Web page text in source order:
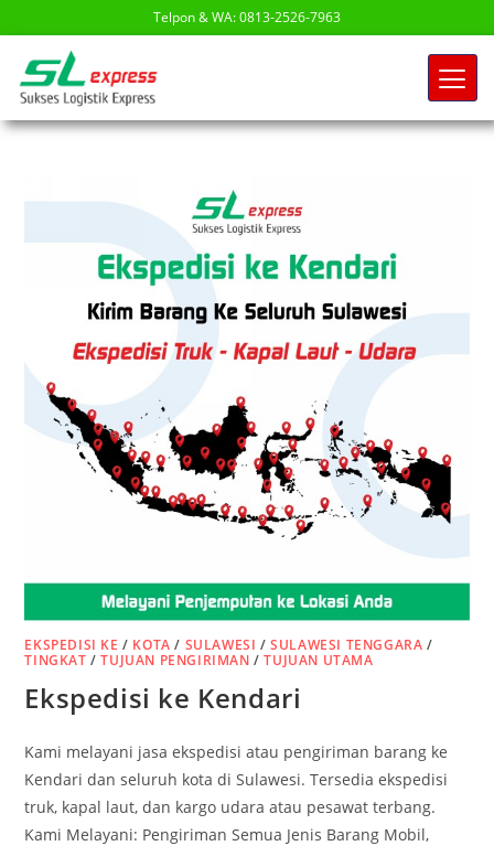
Telpon & WA: 0813-2526-7963
EKSPEDISI KE / KOTA / SULAWESI /SULAWESI TENGGARA /
TINGKAT /TUJUAN PENGIRIMAN /TUJUAN UTAMA
Ekspedisi ke Kendari
Kami melayani jasa ekspedisi atau pengiriman barang ke
Kendari dan seluruh kota di Sulawesi. Tersedia ekspedisi
truk, kapal laut, dan kargo udara atau pesawat terbang.
Kami Melayani: Pengiriman Semua Jenis Barang Mobil,